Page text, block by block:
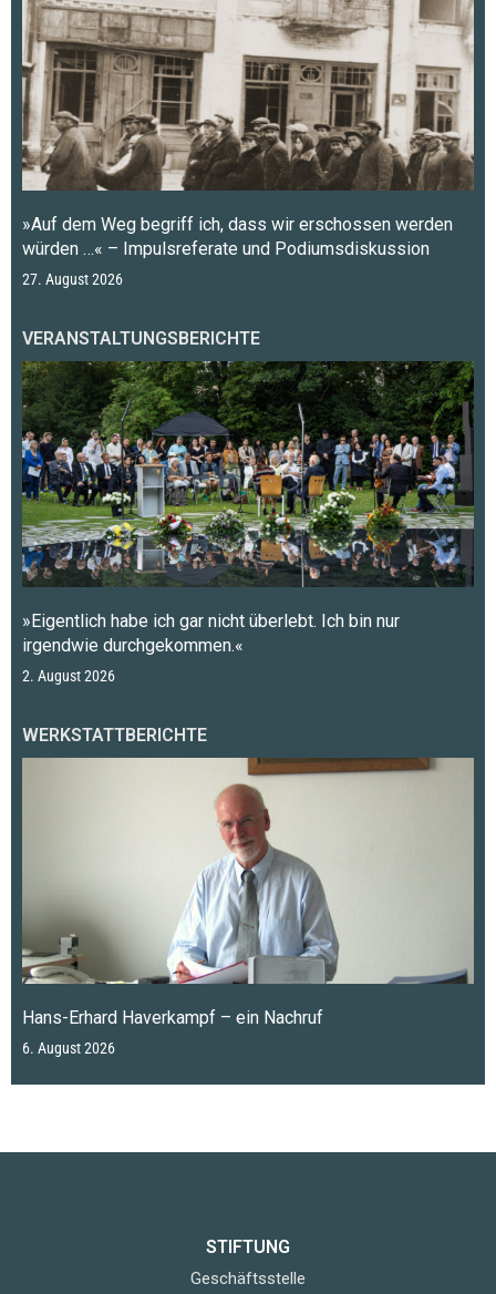
»Auf dem Weg begriff ich, dass wir erschossen werden
würden …« – Impulsreferate und Podiumsdiskussion
27. August 2026
VERANSTALTUNGSBERICHTE
»Eigentlich habe ich gar nicht überlebt. Ich bin nur
irgendwie durchgekommen.«
2. August 2026
WERKSTATTBERICHTE
Hans-Erhard Haverkampf – ein Nachruf
6. August 2026
STIFTUNG
Geschäftsstelle